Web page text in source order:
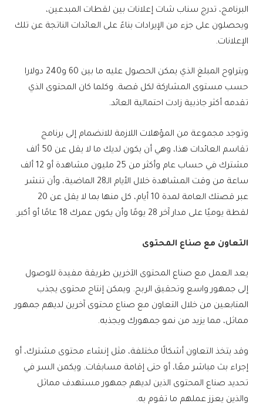
البرنامج، تدرج سناب شات إعلانات بين لقطات المبدعين،
ويحصلون على جزء من الإيرادات بناءً على العائدات الناتجة عن تلك
الإعلانات.
ويتراوح المبلغ الذي يمكن الحصول عليه ما بين 60 و240 دولارا
حسب مستوى المشاركة لكل قصة. وكلما كان المحتوى الذي
تقدمه أكثر جاذبية زادت احتمالية العائد.
وتوجد مجموعة من المؤهلات اللازمة للانضمام إلى برنامج
تقاسم العائدات هذا، وهي أن يكون لديك ما لا يقل عن 50 ألف
مشترك في حساب عام وأكثر من 25 مليون مشاهدة أو 12 ألف
ساعة من وقت المشاهدة خلال الأيام الـ28 الماضية، وأن تنشر
عبر قصتك العامة لمدة 10 أيام، كل منها بما لا يقل عن 20
لقطة يوميًا على مدار آخر 28 يومًا وأن يكون عمرك 18 عامًا أو أكبر.
التعاون مع صناع المحتوى
يعد العمل مع صناع المحتوى الآخرين طريقة مفيدة للوصول
إلى جمهور واسع وتحقيق الربح. ويمكن إنتاج محتوى يجذب
المتابعين من خلال التعاون مع صناع محتوى آخرين لديهم جمهور
مماثل، مما يزيد من نمو جمهورك ويجذبه.
وقد يتخذ التعاون أشكالًا مختلفة، مثل إنشاء محتوى مشترك، أو
إجراء بث مباشر معًا، أو حتى إقامة مسابقات. ويكمن السر في
تحديد صناع المحتوى الذين لديهم جمهور مستهدف مماثل
والذين يعزز عملهم ما تقوم به.